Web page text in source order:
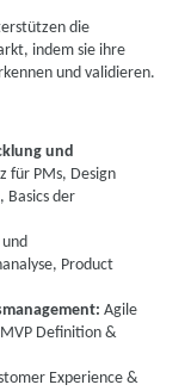
die
indem sie ihre
und validieren.
und
für PMs, Design
Basics der
Product
Agile
Definition &
Experience &